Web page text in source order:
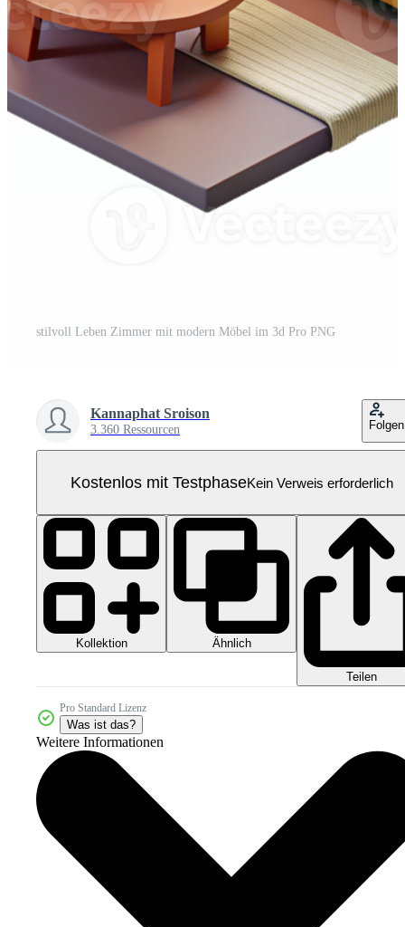
stilvoll Leben Zimmer mit modern Möbel im 3d Pro PNG
Kannaphat Sroison
3.360 Ressourcen Folgen
Kostenlos mit TestphaseKein Verweis erforderlich
Kollektion Ähnlich
Teilen
Pro Standard Lizenz
Was ist das?
Weitere Informationen